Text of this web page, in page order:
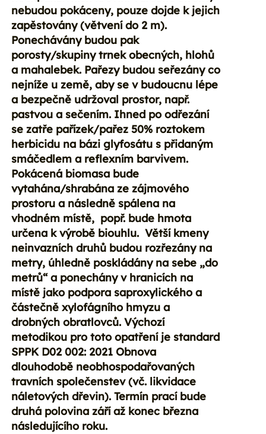
nebudou pokáceny, pouze dojde k jejich
zapěstovány (větvení do 2 m).
Ponechávány budou pak
porosty/skupiny trnek obecných, hlohů
a mahalebek. Pařezy budou seřezány co
nejníže u země, aby se v budoucnu lépe
a bezpečně udržoval prostor, např.
pastvou a sečením. Ihned po odřezání
se zatře pařízek/pařez 50% roztokem
herbicidu na bázi glyfosátu s přidaným
smáčedlem a reflexním barvivem.
Pokácená biomasa bude
vytahána/shrabána ze zájmového
prostoru a následně spálena na
vhodném místě, popř. bude hmota
určena k výrobě biouhlu. Větší kmeny
neinvazních druhů budou rozřezány na
metry, úhledně poskládány na sebe „do
metrů“ a ponechány v hranicích na
místě jako podpora saproxylického a
částečně xylofágního hmyzu a
drobných obratlovců. Výchozí
metodikou pro toto opatření je standard
SPPK D02 002: 2021 Obnova
dlouhodobě neobhospodařovaných
travních společenstev (vč. likvidace
náletových dřevin). Termín prací bude
druhá polovina září až konec března
následujícího roku.